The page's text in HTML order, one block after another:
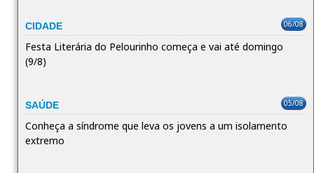
CIDADE 06/08
Festa Literária do Pelourinho começa e vai até domingo
(9/8)
SAÚDE 05/08
Conheça a síndrome que leva os jovens a um isolamento
extremo